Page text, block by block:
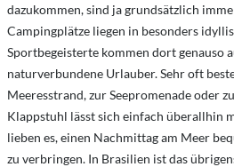
dazukommen, sind ja grundsätzlich
Campingplätze liegen in besonders
Sportbegeisterte kommen dort genauso
naturverbundene Urlauber. Sehr oft
Meeresstrand, zur Seepromenade oder
Klappstuhl lässt sich einfach überallhin
lieben es, einen Nachmittag am Meer
zu verbringen. In Brasilien ist das